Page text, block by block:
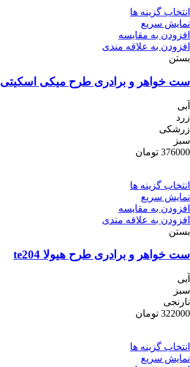
انتخاب گزینه ها
نمایش سریع
افزودن به مقایسه
افزودن به علاقه مندی
بستن
ست خواهر و برادری طرح میکی اسکیتیte213
آبی
زرد
زرشکی
سبز
376000 تومان
انتخاب گزینه ها
نمایش سریع
افزودن به مقایسه
افزودن به علاقه مندی
بستن
ست خواهر و برادری طرح هیولا te204
آبی
سبز
نارنجی
322000 تومان
انتخاب گزینه ها
نمایش سریع